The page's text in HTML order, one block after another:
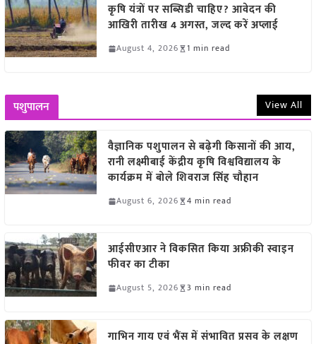
कृषि यंत्रों पर सब्सिडी चाहिए? आवेदन की
आखिरी तारीख 4 अगस्त, जल्द करें अप्लाई
August 4, 2026 1 min read
पशुपालन View All
वैज्ञानिक पशुपालन से बढ़ेगी किसानों की आय,
रानी लक्ष्मीबाई केंद्रीय कृषि विश्वविद्यालय के
कार्यक्रम में बोले शिवराज सिंह चौहान
August 6, 2026 4 min read
आईसीएआर ने विकसित किया अफ्रीकी स्वाइन
फीवर का टीका
August 5, 2026 3 min read
गाभिन गाय एवं भैंस में संभावित प्रसव के लक्षण